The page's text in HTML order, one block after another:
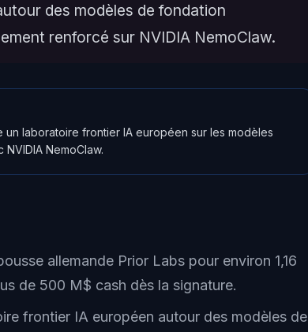
des modèles de fondation
renforcé sur NVIDIA NemoClaw.
un laboratoire frontier IA européen sur les modèles
NemoClaw.
allemande Prior Labs pour environ 1,16
de 500 M$ cash dès la signature.
frontier IA européen autour des modèles de